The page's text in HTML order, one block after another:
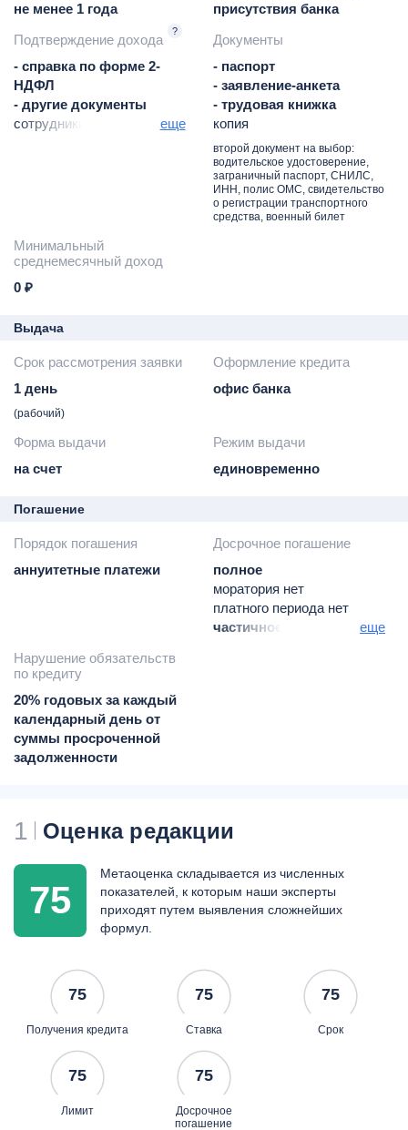
не менее 1 года
присутствия банка
Подтверждение дохода
?
- справка по форме 2-
НДФЛ
- другие документы
сотрудники
форме
еще
Документы
- паспорт
- заявление-анкета
- трудовая книжка
копия
второй документ на выбор:
водительское удостоверение,
заграничный паспорт, СНИЛС,
ИНН, полис ОМС, свидетельство
о регистрации транспортного
средства, военный билет
Минимальный
среднемесячный доход
0 ₽
Выдача
Срок рассмотрения заявки
1 день
(рабочий)
Оформление кредита
офис банка
Форма выдачи
на счет
Режим выдачи
единовременно
Погашение
Порядок погашения
аннуитетные платежи
Досрочное погашение
полное
моратория нет
платного периода нет
частичное
еще
Нарушение обязательств
по кредиту
20% годовых за каждый
календарный день от
суммы просроченной
задолженности
1 Оценка редакции
75
Метаоценка складывается из численных
показателей, к которым наши эксперты
приходят путем выявления сложнейших
формул.
75
Получения кредита
75
Ставка
75
Срок
75
Лимит
75
Досрочное
погашение